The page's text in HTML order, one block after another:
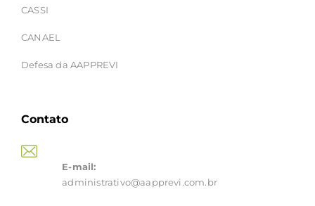
CASSI
CANAEL
Defesa da AAPPREVI
Contato
E-mail:
administrativo@aapprevi.com.br